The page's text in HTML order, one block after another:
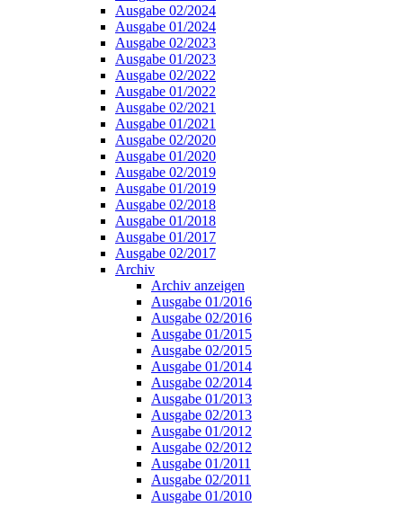
Ausgabe 02/2024
Ausgabe 01/2024
Ausgabe 02/2023
Ausgabe 01/2023
Ausgabe 02/2022
Ausgabe 01/2022
Ausgabe 02/2021
Ausgabe 01/2021
Ausgabe 02/2020
Ausgabe 01/2020
Ausgabe 02/2019
Ausgabe 01/2019
Ausgabe 02/2018
Ausgabe 01/2018
Ausgabe 01/2017
Ausgabe 02/2017
Archiv
Archiv anzeigen
Ausgabe 01/2016
Ausgabe 02/2016
Ausgabe 01/2015
Ausgabe 02/2015
Ausgabe 01/2014
Ausgabe 02/2014
Ausgabe 01/2013
Ausgabe 02/2013
Ausgabe 01/2012
Ausgabe 02/2012
Ausgabe 01/2011
Ausgabe 02/2011
Ausgabe 01/2010